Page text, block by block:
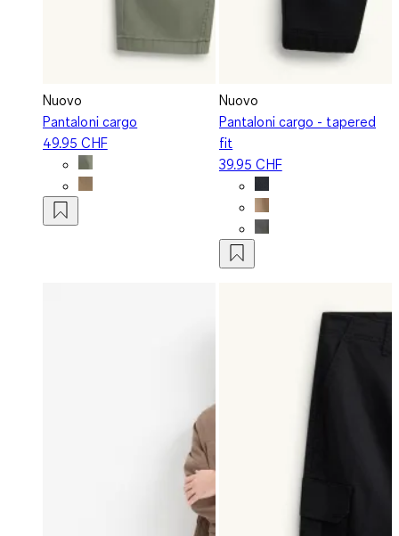
Nuovo
Pantaloni cargo
49.95 CHF
Nuovo
Pantaloni cargo - tapered
fit
39.95 CHF